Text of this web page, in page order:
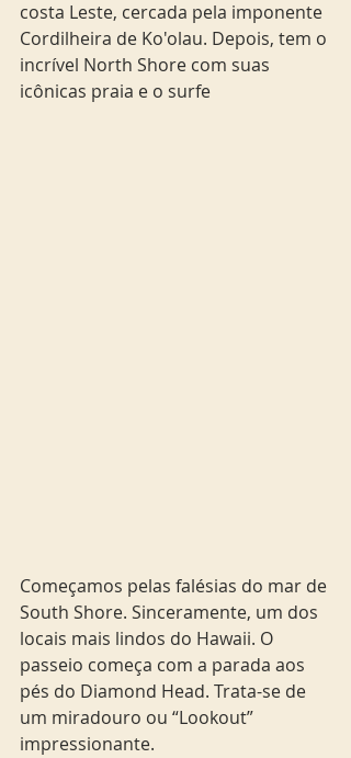
costa Leste, cercada pela imponente
Cordilheira de Ko'olau. Depois, tem o
incrível North Shore com suas
icônicas praia e o surfe
Começamos pelas falésias do mar de
South Shore. Sinceramente, um dos
locais mais lindos do Hawaii. O
passeio começa com a parada aos
pés do Diamond Head. Trata-se de
um miradouro ou “Lookout”
impressionante.